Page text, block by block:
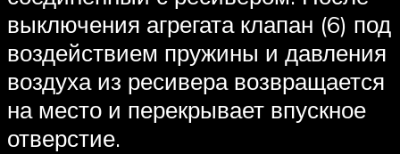
выключения агрегата клапан (6) под
воздействием пружины и давления
воздуха из ресивера возвращается
на место и перекрывает впускное
отверстие.